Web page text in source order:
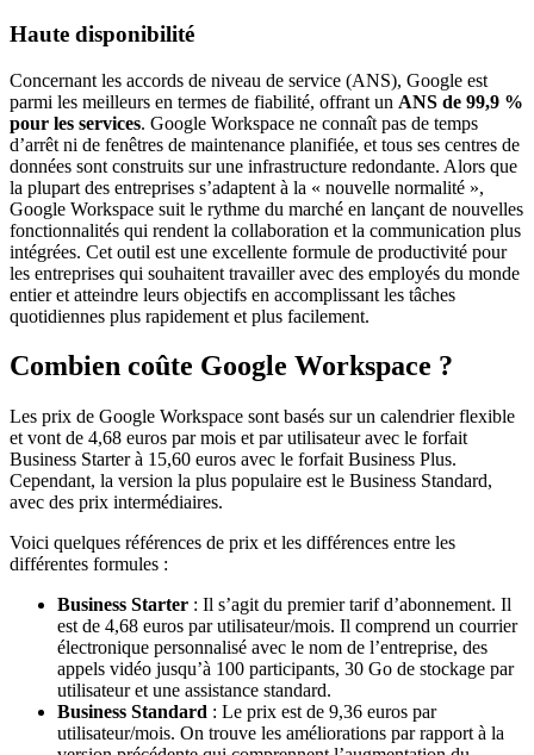
Haute disponibilité
Concernant les accords de niveau de service (ANS), Google est
parmi les meilleurs en termes de fiabilité, offrant un ANS de 99,9 %
pour les services. Google Workspace ne connaît pas de temps
d’arrêt ni de fenêtres de maintenance planifiée, et tous ses centres de
données sont construits sur une infrastructure redondante. Alors que
la plupart des entreprises s’adaptent à la « nouvelle normalité »,
Google Workspace suit le rythme du marché en lançant de nouvelles
fonctionnalités qui rendent la collaboration et la communication plus
intégrées. Cet outil est une excellente formule de productivité pour
les entreprises qui souhaitent travailler avec des employés du monde
entier et atteindre leurs objectifs en accomplissant les tâches
quotidiennes plus rapidement et plus facilement.
Combien coûte Google Workspace ?
Les prix de Google Workspace sont basés sur un calendrier flexible
et vont de 4,68 euros par mois et par utilisateur avec le forfait
Business Starter à 15,60 euros avec le forfait Business Plus.
Cependant, la version la plus populaire est le Business Standard,
avec des prix intermédiaires.
Voici quelques références de prix et les différences entre les
différentes formules :
Business Starter : Il s’agit du premier tarif d’abonnement. Il
est de 4,68 euros par utilisateur/mois. Il comprend un courrier
électronique personnalisé avec le nom de l’entreprise, des
appels vidéo jusqu’à 100 participants, 30 Go de stockage par
utilisateur et une assistance standard.
Business Standard : Le prix est de 9,36 euros par
utilisateur/mois. On trouve les améliorations par rapport à la